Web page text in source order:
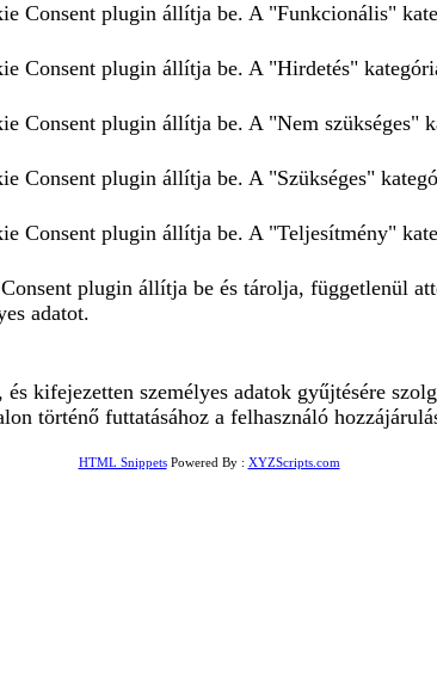
Consent plugin állítja be. A "Funkcionális"
Consent plugin állítja be. A "Hirdetés"
Consent plugin állítja be. A "Nem szükséges"
Consent plugin állítja be. A "Szükséges"
Consent plugin állítja be. A "Teljesítmény"
plugin állítja be és tárolja, függetlenül
adatot.
kifejezetten személyes adatok gyűjtésére
történő futtatásához a felhasználó
HTML SnippetsPowered By : XYZScripts.com